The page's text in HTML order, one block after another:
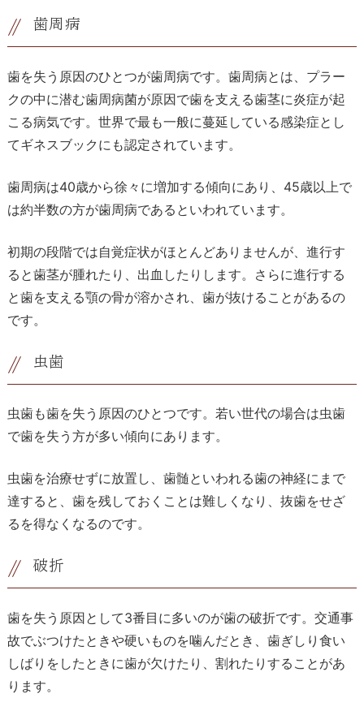
歯周病
歯を失う原因のひとつが歯周病です。歯周病とは、プラー
クの中に潜む歯周病菌が原因で歯を支える歯茎に炎症が起
こる病気です。世界で最も一般に蔓延している感染症とし
てギネスブックにも認定されています。
歯周病は40歳から徐々に増加する傾向にあり、 45歳以上で
は約半数の方が歯周病であるといわれています。
初期の段階では自覚症状がほとんどありませんが、進行す
ると歯茎が腫れたり、出血したりします。さらに進行する
と歯を支える顎の骨が溶かされ、歯が抜けることがあるの
です。
虫歯
虫歯も歯を失う原因のひとつです。若い世代の場合は虫歯
で歯を失う方が多い傾向にあります。
虫歯を治療せずに放置し、歯髄といわれる歯の神経にまで
達すると、歯を残しておくことは難しくなり、抜歯をせざ
るを得なくなるのです。
破折
歯を失う原因として3番目に多いのが歯の破折です。交通事
故でぶつけたときや硬いものを噛んだとき、歯ぎしり食い
しばりをしたときに歯が欠けたり、割れたりすることがあ
ります。